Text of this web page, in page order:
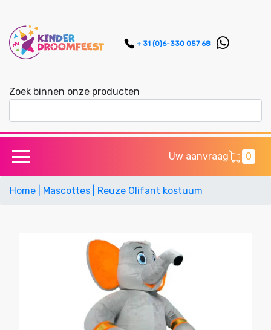
+ 31 (0)6-330 057 68
Zoek binnen onze producten
Uw aanvraag 0
Home | Mascottes | Reuze Olifant kostuum